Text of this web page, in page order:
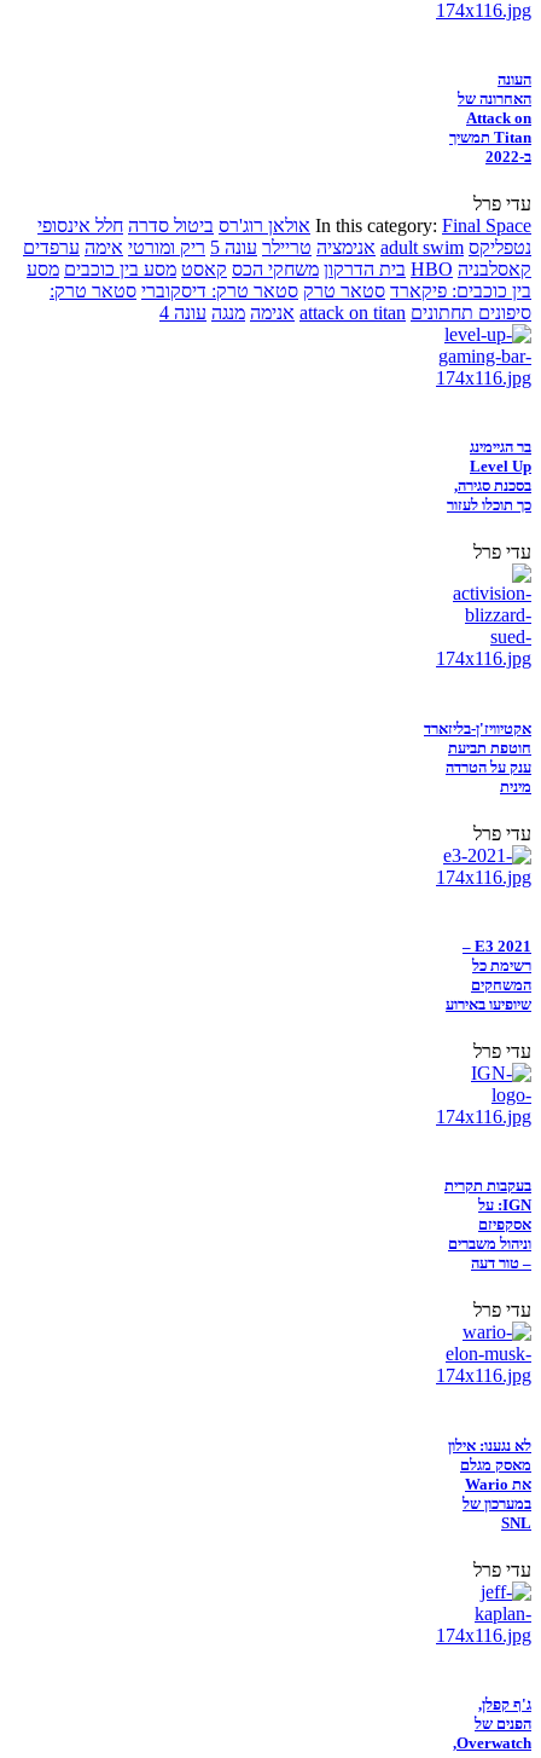
העונה
האחרונה של
Attack on
Titan תמשיך
ב-2022
עדי פרל
In this category: Final Space אולאן רוג'רס ביטול סדרה חלל אינסופי
נטפליקס adult swim אנימציה טריילר עונה 5 ריק ומורטי אימה ערפדים
קאסלבניה HBO בית הדרקון משחקי הכס קאסט מסע בין כוכבים מסע
בין כוכבים: פיקארד סטאר טרק סטאר טרק: דיסקוברי סטאר טרק:
סיפונים תחתונים attack on titan אנימה מנגה עונה 4
בר הגיימינג
Level Up
בסכנת סגירה,
כך תוכלו לעזור
עדי פרל
אקטיוויז'ן-בליזארד
חוטפת תביעת
ענק על הטרדה
מינית
עדי פרל
E3 2021 –
רשימת כל
המשחקים
שיופיעו באירוע
עדי פרל
בעקבות תקרית
IGN: על
אסקפיזם
וניהול משברים
– טור דעה
עדי פרל
לא נגענו: אילון
מאסק מגלם
את Wario
במערכון של
SNL
עדי פרל
ג'ף קפלן,
הפנים של
Overwatch,